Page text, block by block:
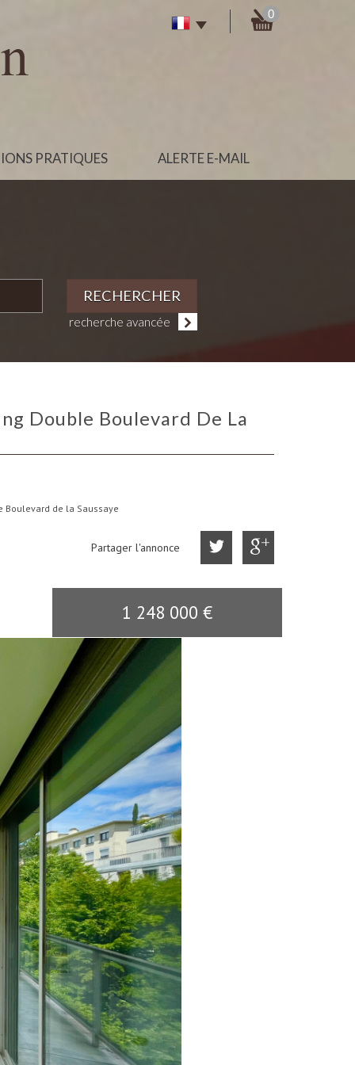
0
PRATIQUES ALERTE E-MAIL
RECHERCHER
recherche avancée
Boulevard de la Saussaye
Partager l'annonce
1 248 000 €